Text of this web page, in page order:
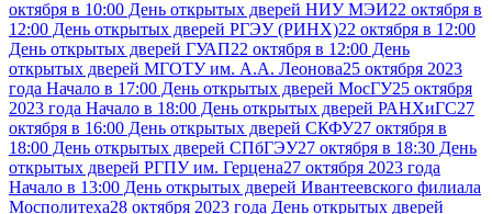
октября в 10:00 День открытых дверей НИУ МЭИ22 октября в
12:00 День открытых дверей РГЭУ (РИНХ)22 октября в 12:00
День открытых дверей ГУАП22 октября в 12:00 День
открытых дверей МГОТУ им. А.А. Леонова25 октября 2023
года Начало в 17:00 День открытых дверей МосГУ25 октября
2023 года Начало в 18:00 День открытых дверей РАНХиГС27
октября в 16:00 День открытых дверей СКФУ27 октября в
18:00 День открытых дверей СПбГЭУ27 октября в 18:30 День
открытых дверей РГПУ им. Герцена27 октября 2023 года
Начало в 13:00 День открытых дверей Ивантеевского филиала
Мосполитеха28 октября 2023 года День открытых дверей